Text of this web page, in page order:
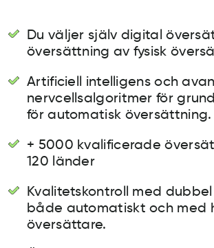
Du väljer själv digital
översättning av fysisk
Artificiell intelligens och
nervcellsalgoritmer för
för automatisk översättning.
+ 5000 kvalificerade
120 länder
Kvalitetskontroll med
både automatiskt och med
översättare.